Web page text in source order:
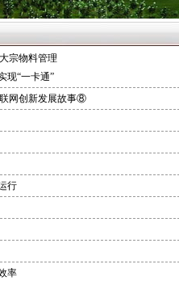
宗物料管理
现“一卡通”
网创新发展故事⑧
行
率